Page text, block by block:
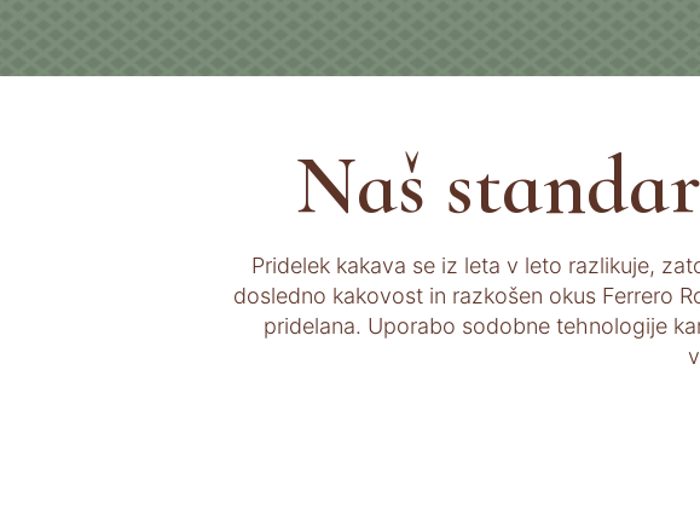
Naš
Pridelek kakava se iz leta v leto razlikuje,
dosledno kakovost in razkošen okus Ferrero
pridelana. Uporabo sodobne tehnologije